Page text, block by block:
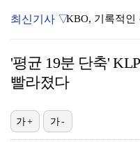
최신기사 ▽
'평균 19분 단축'
빨라졌다
가+ 가-